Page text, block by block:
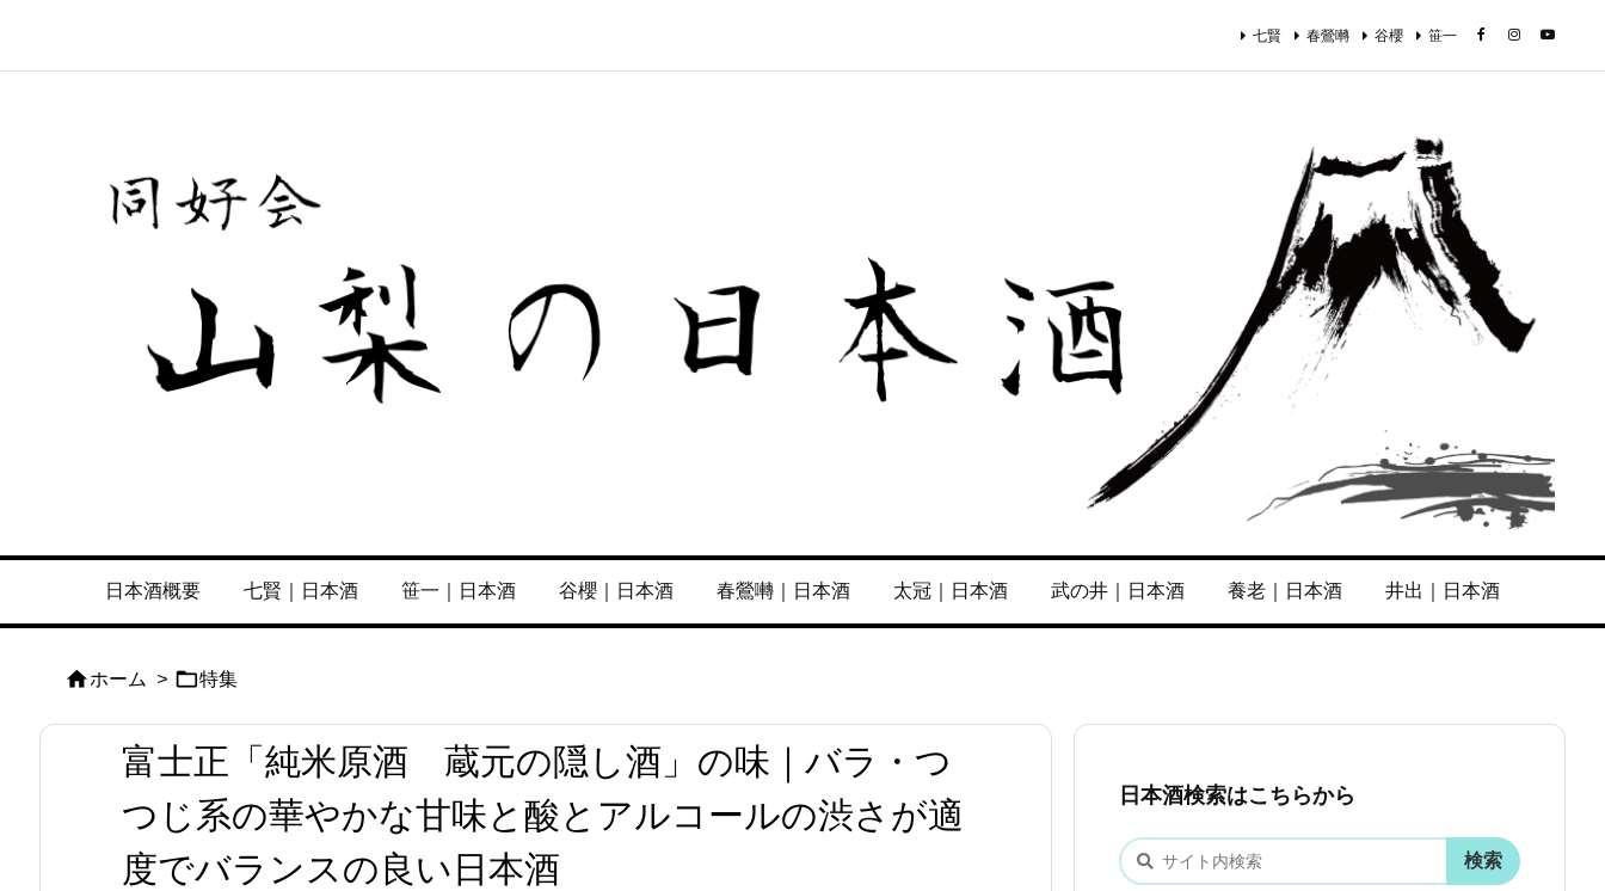
日本酒概要 七賢｜日本酒 笹一｜日本酒 谷櫻｜日本酒 春鶯囀｜日本酒 太冠｜日本酒 武の井｜日本酒 養老｜日本酒 井出｜日本酒
七賢 春鶯囀 谷櫻 笹一
ホーム > 特集
富士正「純米原酒 蔵元の隠し酒」の味｜バラ・つ
つじ系の華やかな甘味と酸とアルコールの渋さが適
度でバランスの良い日本酒
日本酒検索はこちらから